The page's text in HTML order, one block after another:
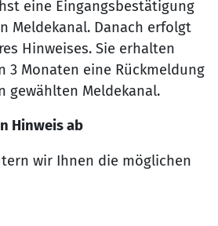
eine Eingangsbestätigung
Meldekanal. Danach erfolgt
Hinweises. Sie erhalten
3 Monaten eine Rückmeldung
gewählten Meldekanal.
Hinweis ab
wir Ihnen die möglichen